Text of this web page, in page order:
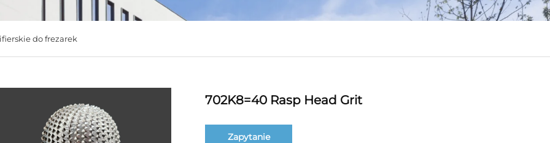
do frezarek
702K8=40 Rasp Head Grit
Zapytanie